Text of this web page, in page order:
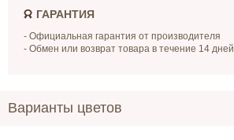
ГАРАНТИЯ
- Официальная гарантия от производителя
- Обмен или возврат товара в течение 14 дней
Варианты цветов